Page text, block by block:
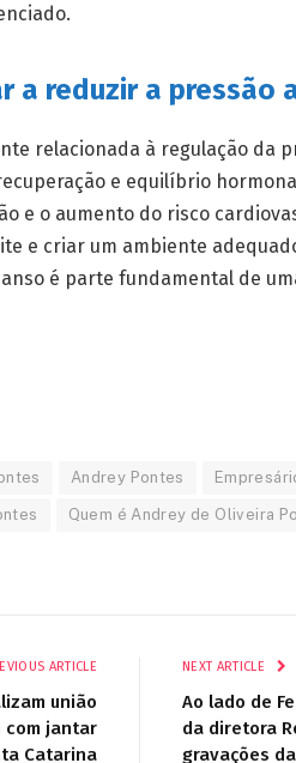
a reduzir a pressão
relacionada à regulação da
e equilíbrio
e o aumento do risco
e criar um ambiente
é parte fundamental de
Andrey Pontes
Quem é Andrey de Oliveira
ARTICLE
união
com jantar
Catarina
NEXT ARTICLE
Ao lado de
da diretora
gravações